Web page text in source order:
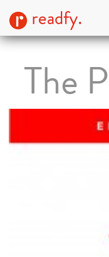
readfy.
The